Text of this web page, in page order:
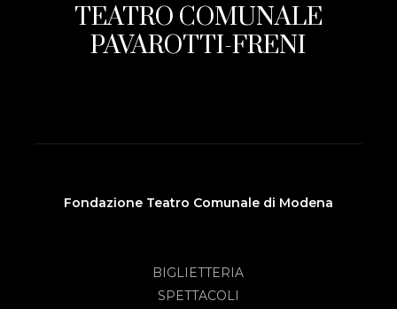
TEATRO COMUNALE
PAVAROTTI-FRENI
Fondazione Teatro Comunale di Modena
BIGLIETTERIA
SPETTACOLI